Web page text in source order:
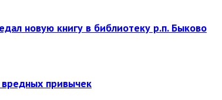
новую книгу в библиотеку р.п. Быково
привычек